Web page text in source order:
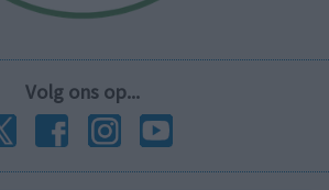
Volg ons op...